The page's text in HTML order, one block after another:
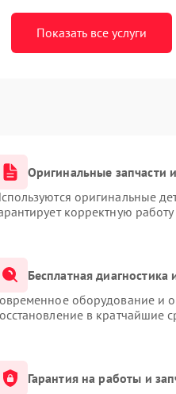
Показать все услуги
Оригинальные запчасти
оригинальные
корректную
Бесплатная
оборудование и
в кратчайшие
Гарантия на работы и